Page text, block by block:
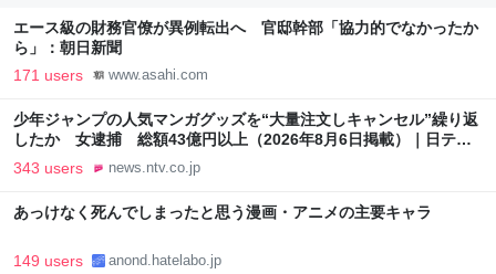
エース級の財務官僚が異例転出へ 官邸幹部「協力的でなかったか
ら」：朝日新聞
171 users www.asahi.com
少年ジャンプの人気マンガグッズを“大量注文しキャンセル”繰り返
したか 女逮捕 総額43億円以上（2026年8月6日掲載）｜日テレ
NEWS NNN
343 users news.ntv.co.jp
あっけなく死んでしまったと思う漫画・アニメの主要キャラ
149 users anond.hatelabo.jp